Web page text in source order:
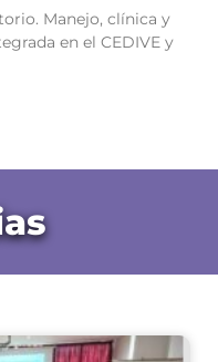
Manejo, clínica y
en el CEDIVE y